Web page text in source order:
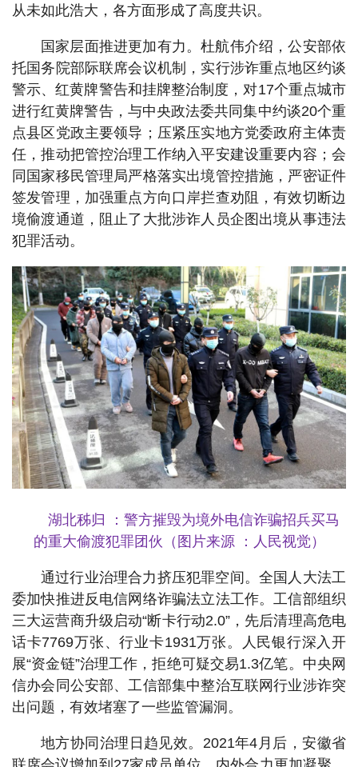
从未如此浩大，各方面形成了高度共识。
国家层面推进更加有力。杜航伟介绍，公安部依
托国务院部际联席会议机制，实行涉诈重点地区约谈
警示、红黄牌警告和挂牌整治制度，对17个重点城市
进行红黄牌警告，与中央政法委共同集中约谈20个重
点县区党政主要领导；压紧压实地方党委政府主体责
任，推动把管控治理工作纳入平安建设重要内容；会
同国家移民管理局严格落实出境管控措施，严密证件
签发管理，加强重点方向口岸拦查劝阻，有效切断边
境偷渡通道，阻止了大批涉诈人员企图出境从事违法
犯罪活动。
湖北秭归 ：警方摧毁为境外电信诈骗招兵买马
的重大偷渡犯罪团伙（图片来源 ：人民视觉）
通过行业治理合力挤压犯罪空间。全国人大法工
委加快推进反电信网络诈骗法立法工作。工信部组织
三大运营商升级启动“断卡行动2.0”，先后清理高危电
话卡7769万张、行业卡1931万张。人民银行深入开
展“资金链”治理工作，拒绝可疑交易1.3亿笔。中央网
信办会同公安部、工信部集中整治互联网行业涉诈突
出问题，有效堵塞了一些监管漏洞。
地方协同治理日趋见效。2021年4月后，安徽省